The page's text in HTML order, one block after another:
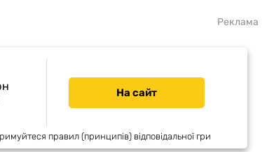
Реклама
На сайт
правил (принципів) відповідальної гри